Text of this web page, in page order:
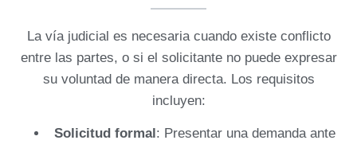
La vía judicial es necesaria cuando existe conflicto
entre las partes, o si el solicitante no puede expresar
su voluntad de manera directa. Los requisitos
incluyen:
Solicitud formal : Presentar una demanda ante